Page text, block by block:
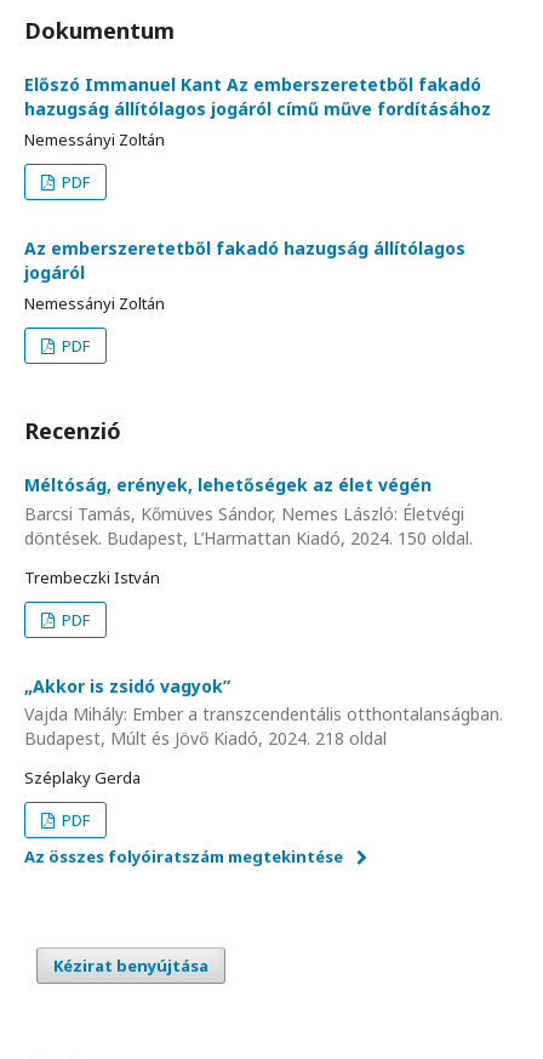
Dokumentum
Előszó Immanuel Kant Az emberszeretetből fakadó
hazugság állítólagos jogáról című műve fordításához
Nemessányi Zoltán
PDF
Az emberszeretetből fakadó hazugság állítólagos
jogáról
Nemessányi Zoltán
PDF
Recenzió
Méltóság, erények, lehetőségek az élet végén
Barcsi Tamás, Kőmüves Sándor, Nemes László: Életvégi
döntések. Budapest, L’Harmattan Kiadó, 2024. 150 oldal.
Trembeczki István
PDF
„Akkor is zsidó vagyok”
Vajda Mihály: Ember a transzcendentális otthontalanságban.
Budapest, Múlt és Jövő Kiadó, 2024. 218 oldal
Széplaky Gerda
PDF
Az összes folyóiratszám megtekintése
Kézirat benyújtása